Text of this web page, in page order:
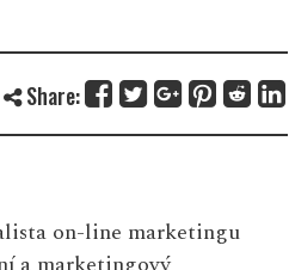
Share:
on-line marketingu